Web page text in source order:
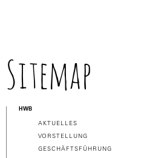
Sitemap
HWB
AKTUELLES
VORSTELLUNG
GESCHÄFTSFÜHRUNG